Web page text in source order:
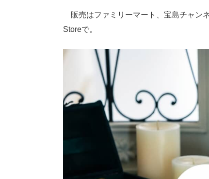
販売はファミリーマート、宝島チャン
Storeで。